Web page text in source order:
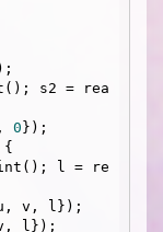
, 0 });
{